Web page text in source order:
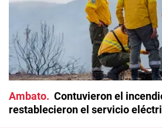
Ambato
Contuvieron el
restablecieron el servicio